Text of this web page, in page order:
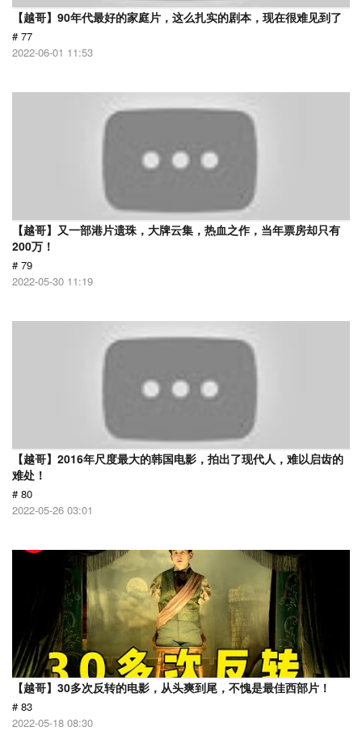
【越哥】90年代最好的家庭片，这么扎实的剧本，现在很难见到了
# 77
2022-06-01 11:53
【越哥】又一部港片遗珠，大牌云集，热血之作，当年票房却只有
200万！
# 79
2022-05-30 11:19
【越哥】2016年尺度最大的韩国电影，拍出了现代人，难以启齿的
难处！
# 80
2022-05-26 03:01
【越哥】30多次反转的电影，从头爽到尾，不愧是最佳西部片！
# 83
2022-05-18 08:30